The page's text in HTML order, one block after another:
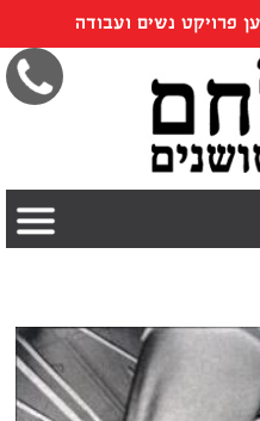
פרויקט נשים ועבודה